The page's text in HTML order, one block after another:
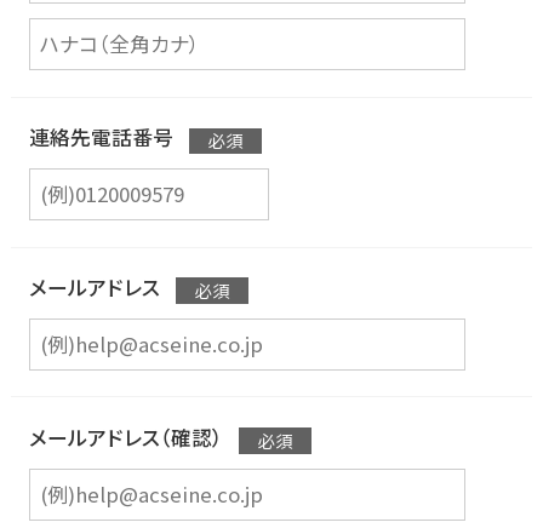
連絡先電話番号
メールアドレス
メールアドレス（確認）